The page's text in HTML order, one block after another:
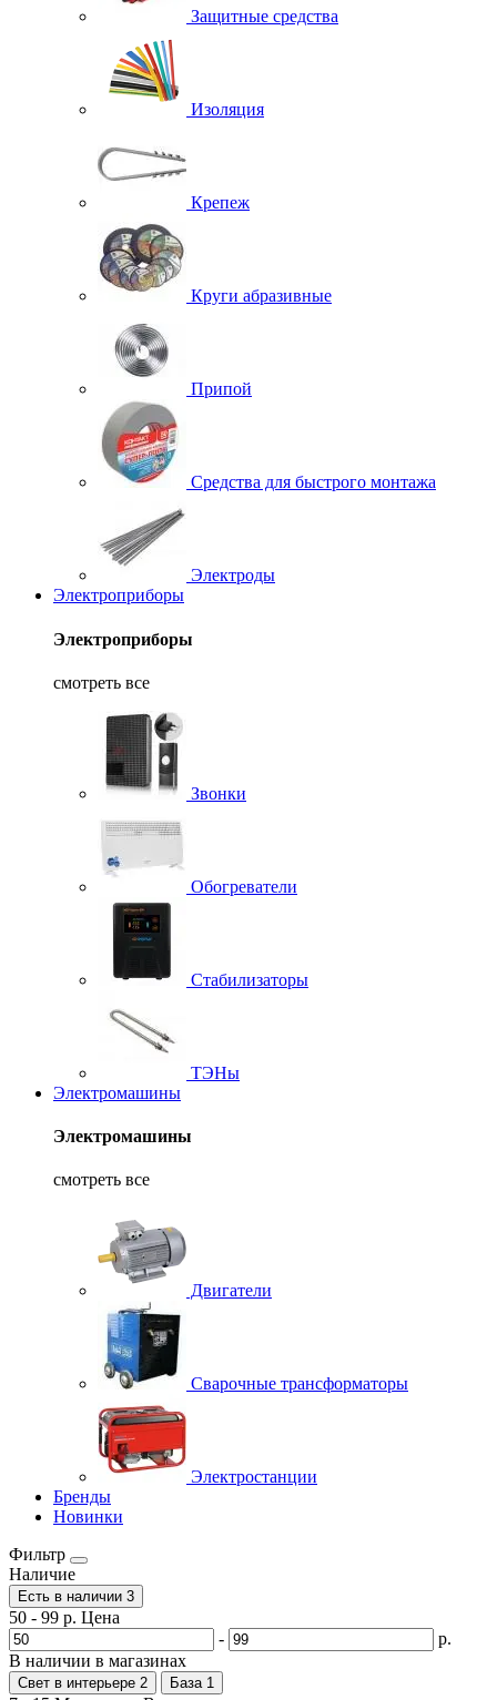
Защитные средства
Изоляция
Крепеж
Круги абразивные
Припой
Средства для быстрого монтажа
Электроды
Электроприборы
Электроприборы
смотреть все
Звонки
Обогреватели
Стабилизаторы
ТЭНы
Электромашины
Электромашины
смотреть все
Двигатели
Сварочные трансформаторы
Электростанции
Бренды
Новинки
Фильтр
Наличие
Есть в наличии 3
50 - 99 р. Цена
-
р.
В наличии в магазинах
Свет в интерьере 2 База 1